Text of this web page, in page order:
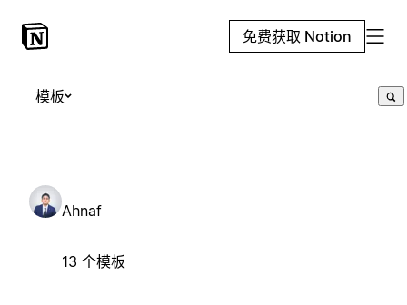
免费获取 Notion
模板
Ahnaf
13 个模板